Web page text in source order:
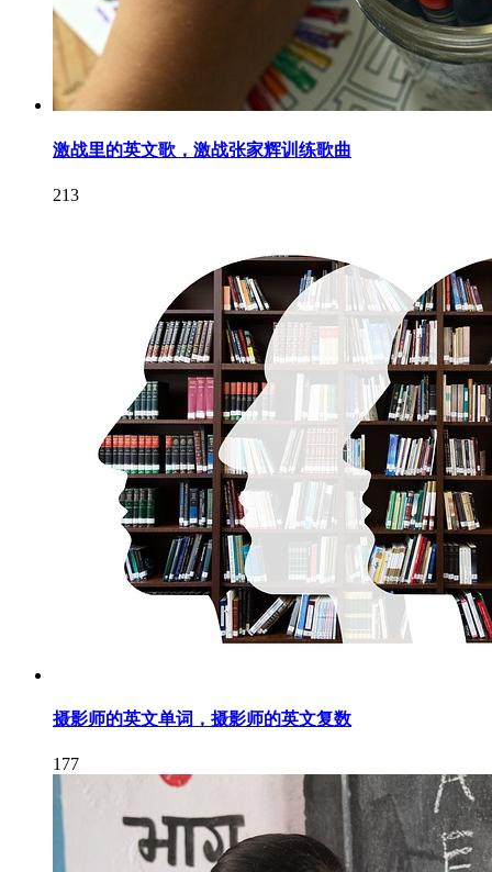
激战里的英文歌，激战张家辉训练歌曲
213
摄影师的英文单词，摄影师的英文复数
177